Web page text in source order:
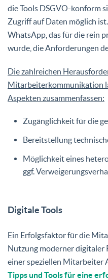
die Tools DSGVO-konform
Zugriff auf Daten möglich
WhatsApp, das für die rein
wurde, die Anforderungen
Die zahlreichen
Mitarbeiterkommunikation
Aspekten zusammenfassen:
Zugänglichkeit für die
Bereitstellung
Möglichkeit eines
ggf.
Digitale Tools
Ein Erfolgsfaktor für die
Nutzung moderner digitaler
einer speziellen Mitarbeiter
Tipps und Tools für eine